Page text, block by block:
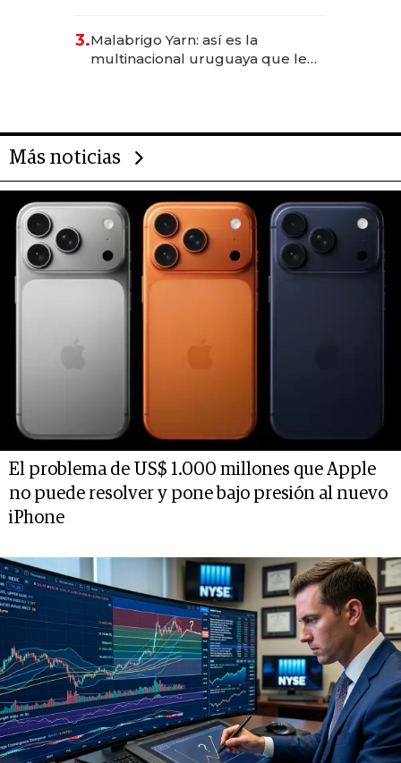
anticipación y prepara apertura
3.Malabrigo Yarn: así es la
multinacional uruguaya que le
Más noticias
El problema de US$ 1.000 millones que Apple
no puede resolver y pone bajo presión al nuevo
iPhone